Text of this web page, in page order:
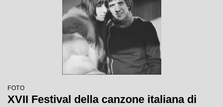
FOTO
XVII Festival della canzone italiana di